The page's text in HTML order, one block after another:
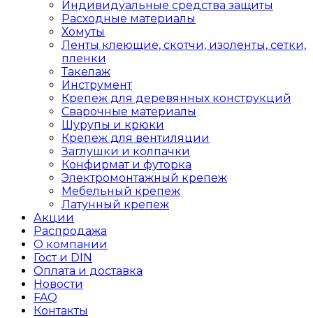
Индивидуальные средства защиты
Расходные материалы
Хомуты
Ленты клеющие, скотчи, изоленты, сетки,
пленки
Такелаж
Инструмент
Крепеж для деревянных конструкций
Сварочные материалы
Шурупы и крюки
Крепеж для вентиляции
Заглушки и колпачки
Конфирмат и футорка
Электромонтажный крепеж
Мебельный крепеж
Латунный крепеж
Акции
Распродажа
О компании
Гост и DIN
Оплата и доставка
Новости
FAQ
Контакты